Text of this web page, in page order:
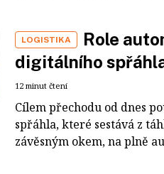
LOGISTIKA
Role
digitálního
12 minut čtení
Cílem přechodu od dnes
spřáhla, které sestává z
závěsným okem, na plně